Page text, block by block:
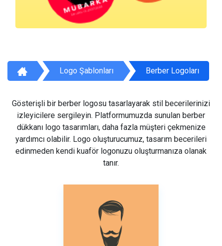
Logo Şablonları Berber Logoları
Gösterişli bir berber logosu tasarlayarak stil becerilerinizi
izleyicilere sergileyin. Platformumuzda sunulan berber
dükkanı logo tasarımları, daha fazla müşteri çekmenize
yardımcı olabilir. Logo oluşturucumuz, tasarım becerileri
edinmeden kendi kuaför logonuzu oluşturmanıza olanak
tanır.